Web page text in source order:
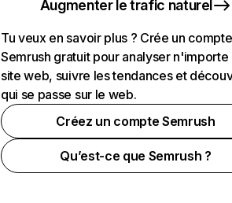
Augmenter le trafic naturel
Tu veux en savoir plus ? Crée un compte
Semrush gratuit pour analyser n'importe
site web, suivre les tendances et
qui se passe sur le web.
Créez un compte Semrush
Qu’est-ce que Semrush ?